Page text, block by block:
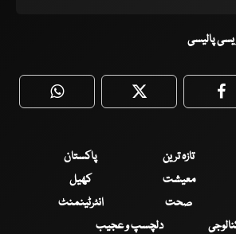
پالیسی
WhatsApp Twitter
تازہ ترین
پاکستان
معیشت
کھیل
صحت
انٹرٹینمنٹ
دلچسپ و عجیب